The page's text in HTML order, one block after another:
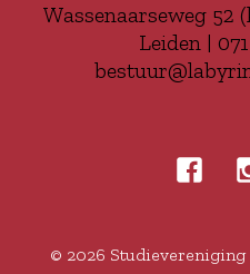
Wassenaarseweg 52
Leiden |
© 2026